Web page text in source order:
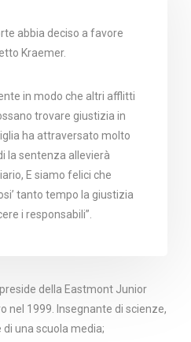
abbia deciso a favore
Kraemer.
in modo che altri afflitti
trovare giustizia in
ha attraversato molto
la sentenza allevierà
E siamo felici che
tanto tempo la giustizia
i responsabili”.
della Eastmont Junior
nel 1999. Insegnante di scienze,
una scuola media;